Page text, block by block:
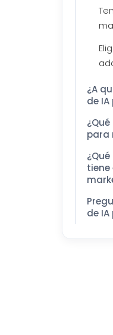
¿A
de
para
tiene
de